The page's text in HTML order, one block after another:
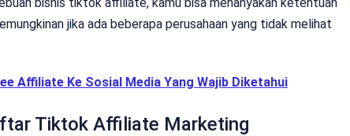
jika ada beberapa perusahaan yang tidak melihat
Affiliate Ke Sosial Media Yang Wajib Diketahui
Tiktok Affiliate Marketing